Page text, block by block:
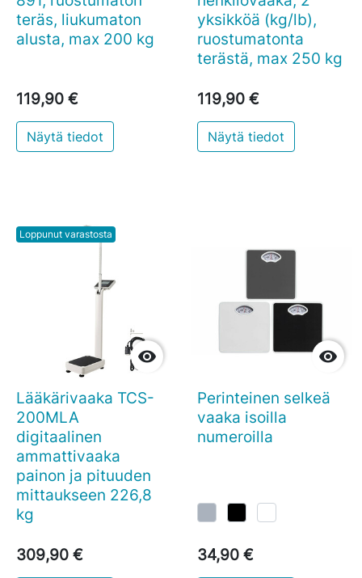
teräs, liukumaton
alusta, max 200 kg
119,90 €
Näytä tiedot
yksikköä (kg/lb),
ruostumatonta
terästä, max 250 kg
119,90 €
Näytä tiedot
Loppunut varastosta

Lääkärivaaka TCS-
200MLA
digitaalinen
ammattivaaka
painon ja pituuden
mittaukseen 226,8
kg
309,90 €

Perinteinen selkeä
vaaka isoilla
numeroilla
34,90 €